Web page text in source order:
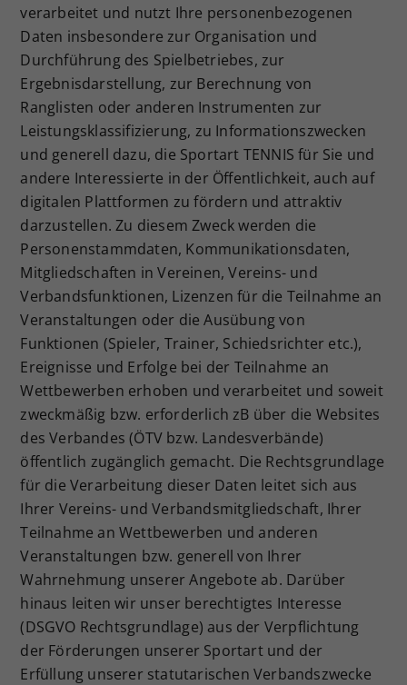
verarbeitet und nutzt Ihre personenbezogenen
Daten insbesondere zur Organisation und
Durchführung des Spielbetriebes, zur
Ergebnisdarstellung, zur Berechnung von
Ranglisten oder anderen Instrumenten zur
Leistungsklassifizierung, zu Informationszwecken
und generell dazu, die Sportart TENNIS für Sie und
andere Interessierte in der Öffentlichkeit, auch auf
digitalen Plattformen zu fördern und attraktiv
darzustellen. Zu diesem Zweck werden die
Personenstammdaten, Kommunikationsdaten,
Mitgliedschaften in Vereinen, Vereins- und
Verbandsfunktionen, Lizenzen für die Teilnahme an
Veranstaltungen oder die Ausübung von
Funktionen (Spieler, Trainer, Schiedsrichter etc.),
Ereignisse und Erfolge bei der Teilnahme an
Wettbewerben erhoben und verarbeitet und soweit
zweckmäßig bzw. erforderlich zB über die Websites
des Verbandes (ÖTV bzw. Landesverbände)
öffentlich zugänglich gemacht. Die Rechtsgrundlage
für die Verarbeitung dieser Daten leitet sich aus
Ihrer Vereins- und Verbandsmitgliedschaft, Ihrer
Teilnahme an Wettbewerben und anderen
Veranstaltungen bzw. generell von Ihrer
Wahrnehmung unserer Angebote ab. Darüber
hinaus leiten wir unser berechtigtes Interesse
(DSGVO Rechtsgrundlage) aus der Verpflichtung
der Förderungen unserer Sportart und der
Erfüllung unserer statutarischen Verbandszwecke